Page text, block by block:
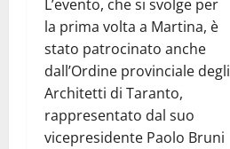
L’evento, che si svolge per
la prima volta a Martina, è
stato patrocinato anche
dall’Ordine provinciale degli
Architetti di Taranto,
rappresentato dal suo
vicepresidente Paolo Bruni